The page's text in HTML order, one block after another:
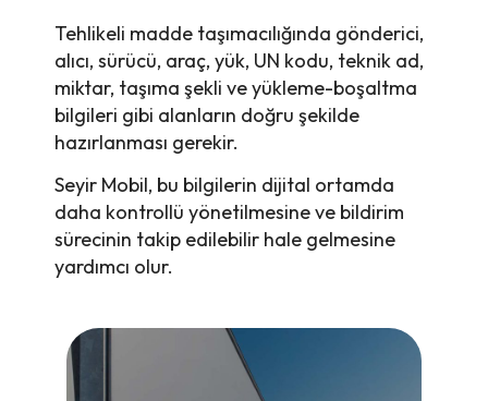
Tehlikeli madde taşımacılığında gönderici,
alıcı, sürücü, araç, yük, UN kodu, teknik ad,
miktar, taşıma şekli ve yükleme-boşaltma
bilgileri gibi alanların doğru şekilde
hazırlanması gerekir.
Seyir Mobil, bu bilgilerin dijital ortamda
daha kontrollü yönetilmesine ve bildirim
sürecinin takip edilebilir hale gelmesine
yardımcı olur.